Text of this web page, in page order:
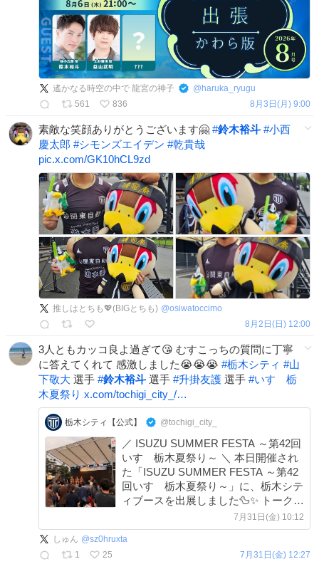
遙かなる時空の中で 龍宮の神子 @ haruka_ryugu
561
836 8月3日(月) 9:00
素敵な笑顔ありがとうございます🤗 #鈴木裕斗 #小西
慶太郎 #シモンズエイデン #乾貴哉
pic.x.com/GK10hCL9zd
推しはとちも💖(BIGとちも) @osiwatoccimo
8月2日(日) 12:00
3人ともカッコ良よ過ぎて😘 むすこっちの質問に丁寧
に答えてくれて 感激しました😭😭😭 #栃木シティ #山
下敬大 選手 #鈴木裕斗 選手 #升掛友護 選手 #いすゞ栃
木夏祭り x.com/tochigi_city_/…
栃木シティ【公式】 @tochigi_city_
／ ISUZU SUMMER FESTA ～第42回
いすゞ栃木夏祭り～ ＼ 本日開催され
た「ISUZU SUMMER FESTA ～第42
回いすゞ栃木夏祭り～」に、栃木シテ
ィブースを出展しました🦆✨ トークシ
ョー・サイン会には #山下敬大 選手、
#鈴木裕斗 選手、#升掛友護 選手が参
加！🎙️ さらに、#Graces
7月31日(金) 10:12
しゅん @sz0hruxta
1
25 7月31日(金) 12:27